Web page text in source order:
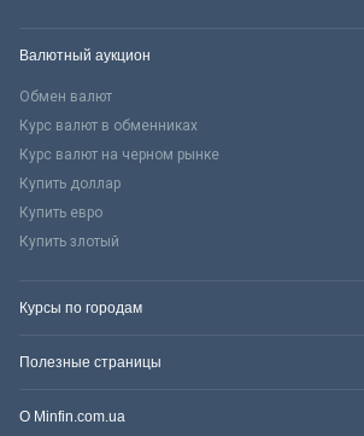
Валютный аукцион
Обмен валют
Курс валют в обменниках
Курс валют на черном рынке
Купить доллар
Купить евро
Купить злотый
Курсы по городам
Полезные страницы
О Minfin.com.ua